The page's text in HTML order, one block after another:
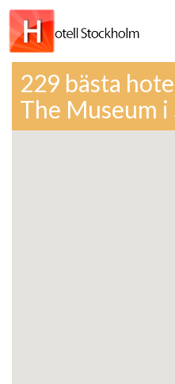
229 bästa
The Museum